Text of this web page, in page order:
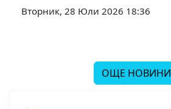
Вторник, 28 Юли 2026 18:36
ОЩЕ НОВИНИ